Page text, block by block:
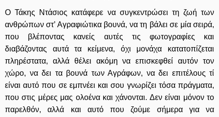
Ο Τάκης Ντάσιος κατάφερε να συγκεντρώσει τη ζωή των
ανθρώπων στ’ Αγραφιώτικα βουνά, να τη βάλει σε μία σειρά,
που βλέποντας κανείς αυτές τις φωτογραφίες και
διαβάζοντας αυτά τα κείμενα, όχι μονάχα κατατοπίζεται
πληρέστατα, αλλά θέλει ακόμη να επισκεφθεί αυτόν τον
χώρο, να δει τα βουνά των Αγράφων, να δει επιτέλους τί
είναι αυτό που σε εμπνέει και σου γνωρίζει τόσα πράγματα,
που στις μέρες μας ολοένα και χάνονται. Δεν είναι μόνον το
παρελθόν, αλλά και αυτό που ζούμε σήμερα για να